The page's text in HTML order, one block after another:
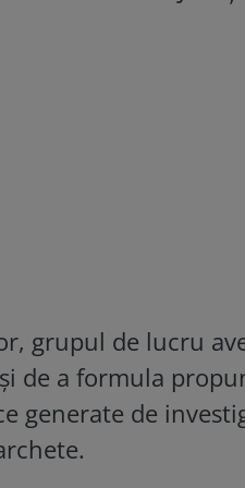
grupul de lucru
de a formula
generate de